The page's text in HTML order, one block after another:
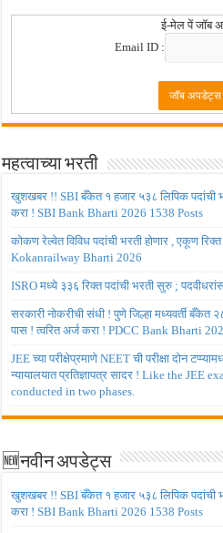
ई-मेल पें जॉब
Email ID :
महत्वाच्या भरती
खुशखबर !! SBI बँकेत १ हजार ५३८ लिपिक पदांची
करा ! SBI Bank Bharti 2026 1538 Posts
कोकण रेल्वेत विविध पदांची भरती होणार , एकूण
Kokanrailway Bharti 2026
ISRO मध्ये ३३६ रिक्त पदांची भरती सुरु ;
सरकारी नोकरीची संधी ! पुणे जिल्हा मध्यवर्ती बँकेत
पास ! त्वरित अर्ज करा ! PDCC Bank Bharti
JEE च्या परीक्षेप्रमाणे NEET ची परीक्षा दोन
न्यायालयात प्रतिज्ञापत्र सादर ! Like the JEE
conducted in two phases.
🆕नवीन अपडेट्स
खुशखबर !! SBI बँकेत १ हजार ५३८ लिपिक पदांची
करा ! SBI Bank Bharti 2026 1538 Posts